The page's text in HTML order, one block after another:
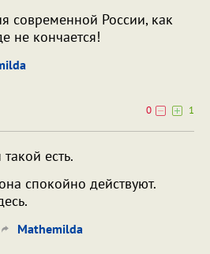
современной России, как
не кончается!
0
1
есть.
спокойно действуют.
Mathemilda